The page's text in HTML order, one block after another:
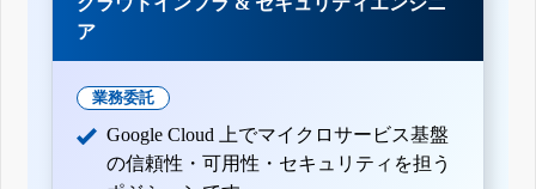
ア
業務委託
Google Cloud 上でマイクロサービス基盤
の信頼性・可用性・セキュリティを担う